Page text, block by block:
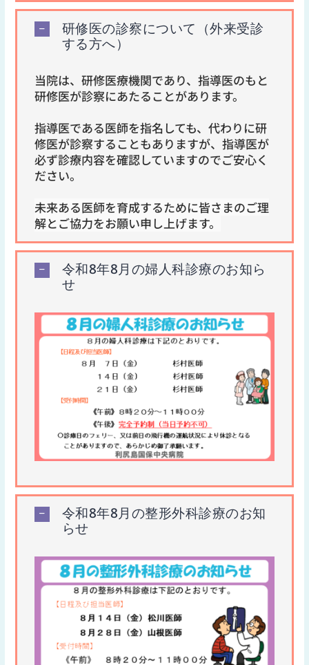
研修医の診察について（外来受診
する方へ）
当院は、研修医療機関であり、指導医のもと
研修医が診察にあたることがあります。
指導医である医師を指名しても、代わりに研
修医が診察することもありますが、指導医が
必ず診療内容を確認していますのでご安心く
ださい。
未来ある医師を育成するために皆さまのご理
解とご協力をお願い申し上げます。
令和8年8月の婦人科診療のお知ら
せ
令和8年8月の整形外科診療のお知
らせ